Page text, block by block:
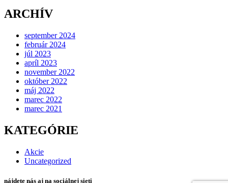
ARCHÍV
september 2024
február 2024
júl 2023
apríl 2023
november 2022
október 2022
máj 2022
marec 2022
marec 2021
KATEGÓRIE
Akcie
Uncategorized
nájdete nás aj na sociálnej sieti